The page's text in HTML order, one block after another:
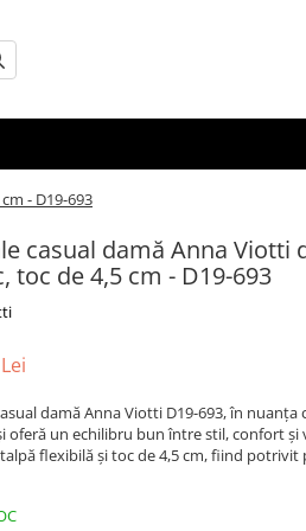
- D19-693
casual damă Anna
toc de 4,5 cm - D19-693
damă Anna Viotti D19-693, în
oferă un echilibru bun între stil, confort
flexibilă și toc de 4,5 cm, fiind potrivit